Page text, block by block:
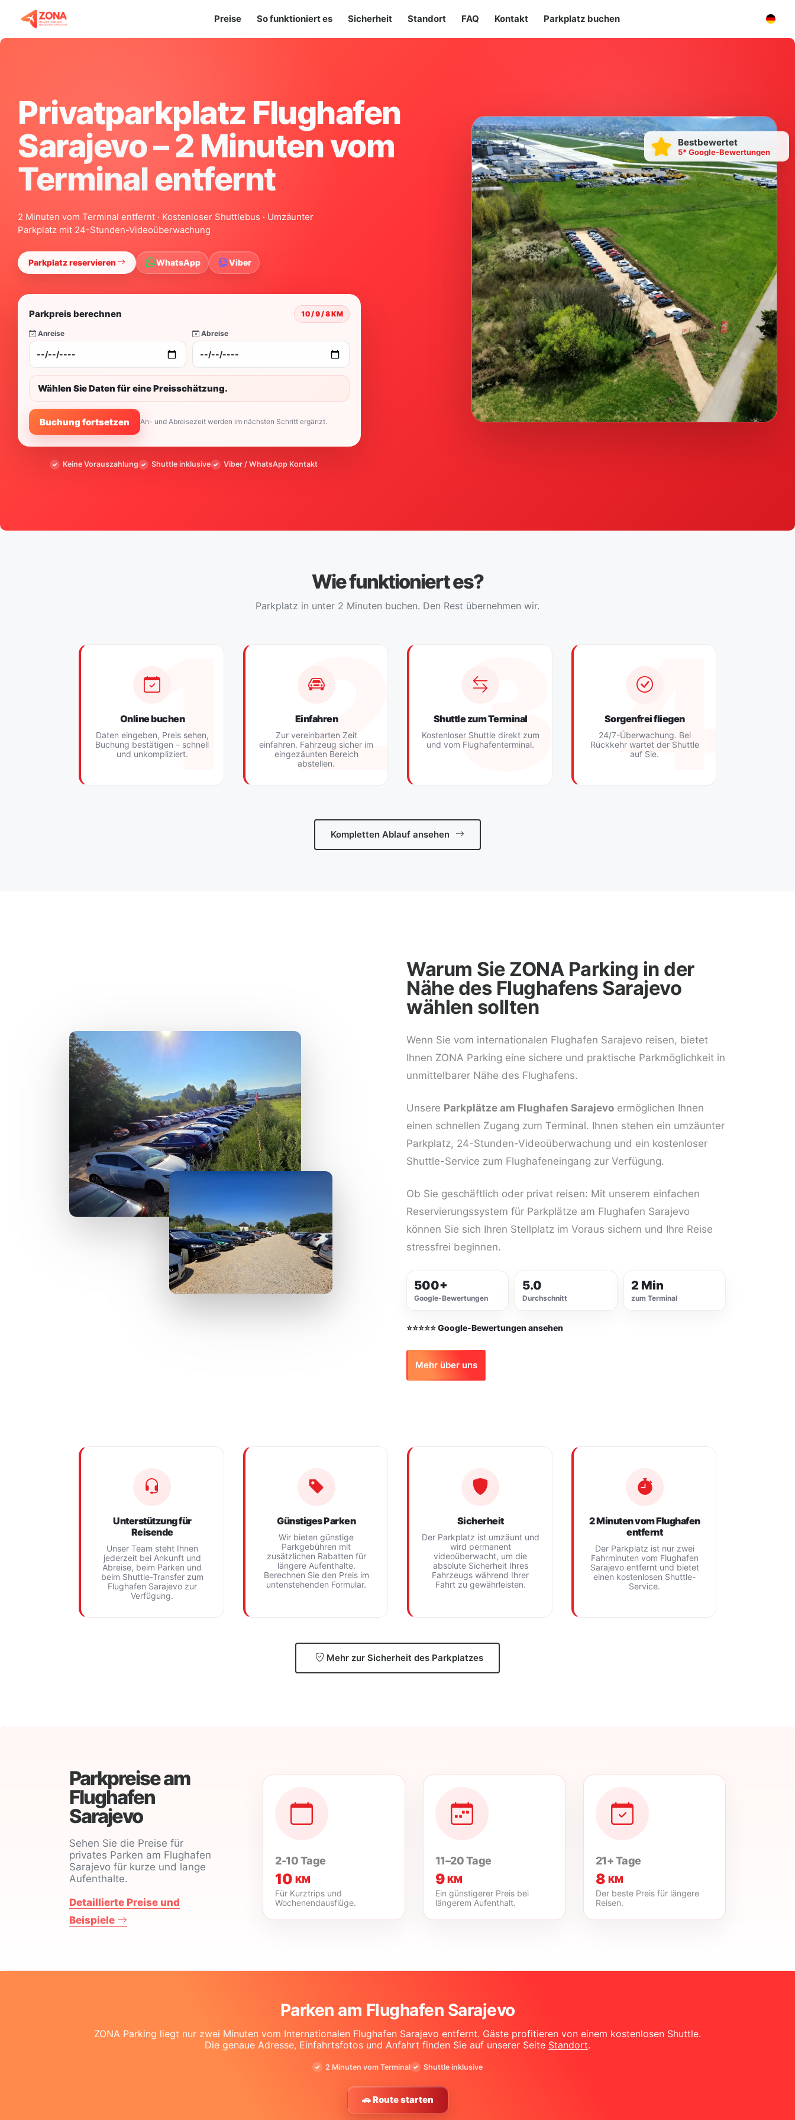
Preise So funktioniert es Sicherheit Standort FAQ Kontakt Parkplatz buchen
Privatparkplatz Flughafen
Sarajevo – 2 Minuten vom
Terminal entfernt
2 Minuten vom Terminal entfernt · Kostenloser Shuttlebus · Umzäunter
Parkplatz mit 24-Stunden-Videoüberwachung
Parkplatz reservieren WhatsApp Viber
Parkpreis berechnen 10 / 9 / 8 KM
Anreise Abreise
Wählen Sie Daten für eine Preisschätzung.
Buchung fortsetzen An- und Abreisezeit werden im nächsten Schritt ergänzt.
Keine Vorauszahlung Shuttle inklusive Viber / WhatsApp Kontakt
Bestbewertet
5* Google-Bewertungen
Wie funktioniert es?
Parkplatz in unter 2 Minuten buchen. Den Rest übernehmen wir.
Online buchen
Daten eingeben, Preis sehen,
Buchung bestätigen – schnell
und unkompliziert.
Einfahren
Zur vereinbarten Zeit
einfahren. Fahrzeug sicher im
eingezäunten Bereich
abstellen.
Shuttle zum Terminal
Kostenloser Shuttle direkt zum
und vom Flughafenterminal.
Sorgenfrei fliegen
24/7-Überwachung. Bei
Rückkehr wartet der Shuttle
auf Sie.
Kompletten Ablauf ansehen
Warum Sie ZONA Parking in der
Nähe des Flughafens Sarajevo
wählen sollten
Wenn Sie vom internationalen Flughafen Sarajevo reisen, bietet
Ihnen ZONA Parking eine sichere und praktische Parkmöglichkeit in
unmittelbarer Nähe des Flughafens.
Unsere Parkplätze am Flughafen Sarajevo ermöglichen Ihnen
einen schnellen Zugang zum Terminal. Ihnen stehen ein umzäunter
Parkplatz, 24-Stunden-Videoüberwachung und ein kostenloser
Shuttle-Service zum Flughafeneingang zur Verfügung.
Ob Sie geschäftlich oder privat reisen: Mit unserem einfachen
Reservierungssystem für Parkplätze am Flughafen Sarajevo
können Sie sich Ihren Stellplatz im Voraus sichern und Ihre Reise
stressfrei beginnen.
500+
Google-Bewertungen
5.0
Durchschnitt
2 Min
zum Terminal
⭐⭐⭐⭐⭐ Google-Bewertungen ansehen
Mehr über uns
Unterstützung für
Reisende
Unser Team steht Ihnen
jederzeit bei Ankunft und
Abreise, beim Parken und
beim Shuttle-Transfer zum
Flughafen Sarajevo zur
Verfügung.
Günstiges Parken
Wir bieten günstige
Parkgebühren mit
zusätzlichen Rabatten für
längere Aufenthalte.
Berechnen Sie den Preis im
untenstehenden Formular.
Sicherheit
Der Parkplatz ist umzäunt und
wird permanent
videoüberwacht, um die
absolute Sicherheit Ihres
Fahrzeugs während Ihrer
Fahrt zu gewährleisten.
2 Minuten vom Flughafen
entfernt
Der Parkplatz ist nur zwei
Fahrminuten vom Flughafen
Sarajevo entfernt und bietet
einen kostenlosen Shuttle-
Service.
Mehr zur Sicherheit des Parkplatzes
Parkpreise am
Flughafen
Sarajevo
Sehen Sie die Preise für
privates Parken am Flughafen
Sarajevo für kurze und lange
Aufenthalte.
Detaillierte Preise und
Beispiele
2-10 Tage
10 KM
Für Kurztrips und
Wochenendausflüge.
11–20 Tage
9 KM
Ein günstigerer Preis bei
längerem Aufenthalt.
21+ Tage
8 KM
Der beste Preis für längere
Reisen.
Parken am Flughafen Sarajevo
ZONA Parking liegt nur zwei Minuten vom Internationalen Flughafen Sarajevo entfernt. Gäste profitieren von einem kostenlosen Shuttle.
Die genaue Adresse, Einfahrtsfotos und Anfahrt finden Sie auf unserer Seite Standort.
2 Minuten vom Terminal Shuttle inklusive
🚗 Route starten